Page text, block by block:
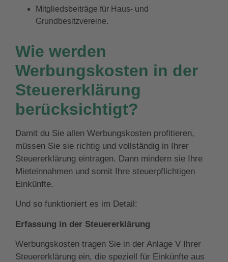
Mitgliedsbeiträge für Haus- und
Grundbesitzvereine.
Wie werden
Werbungskosten in der
Steuererklärung
berücksichtigt?
Damit du Sie allen Werbungskosten profitieren,
müssen Sie sie richtig und vollständig in Ihrer
Steuererklärung eintragen. Dann mindern sie Ihre
Mieteinnahmen und somit Ihre steuerpflichtigen
Einkünfte.
Und so funktioniert es im Detail:
Erfassung in der Steuererklärung
Werbungskosten tragen Sie in der Anlage V Ihrer
Steuererklärung ein, die speziell für Einkünfte aus